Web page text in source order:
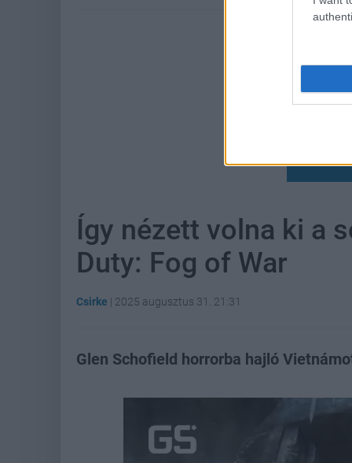
Így nézett volna ki a
Duty: Fog of War
Csirke | 2025 augusztus 31. 21:31
Glen Schofield horrorba hajló